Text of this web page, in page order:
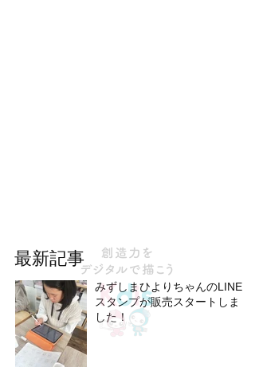
最新記事
みずしまひよりちゃんのLINE
スタンプが販売スタートしま
した！